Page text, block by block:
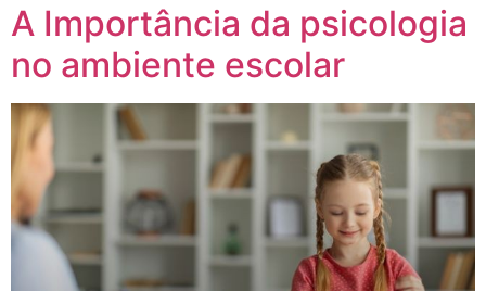
A Importância da psicologia
no ambiente escolar